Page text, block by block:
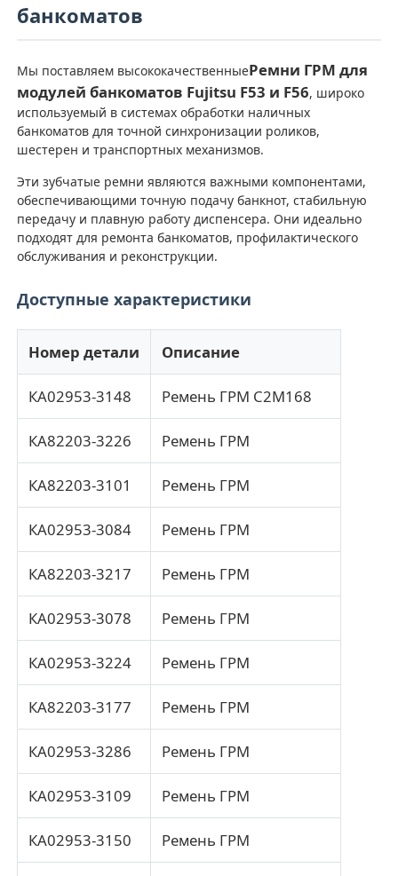
Главная страница
Продукция
О Компании
контроль качества
контактные данные
Новости
Отправить запрос
банкоматов
Мы поставляем высококачественныеРемни ГРМ для
модулей банкоматов Fujitsu F53 и F56, широко
используемый в системах обработки наличных
банкоматов для точной синхронизации роликов,
шестерен и транспортных механизмов.
Эти зубчатые ремни являются важными компонентами,
обеспечивающими точную подачу банкнот, стабильную
передачу и плавную работу диспенсера. Они идеально
подходят для ремонта банкоматов, профилактического
обслуживания и реконструкции.
Доступные характеристики
Номер детали Описание
КА02953-3148 Ремень ГРМ С2М168
КА82203-3226 Ремень ГРМ
КА82203-3101 Ремень ГРМ
КА02953-3084 Ремень ГРМ
КА82203-3217 Ремень ГРМ
КА02953-3078 Ремень ГРМ
КА02953-3224 Ремень ГРМ
КА82203-3177 Ремень ГРМ
КА02953-3286 Ремень ГРМ
КА02953-3109 Ремень ГРМ
КА02953-3150 Ремень ГРМ